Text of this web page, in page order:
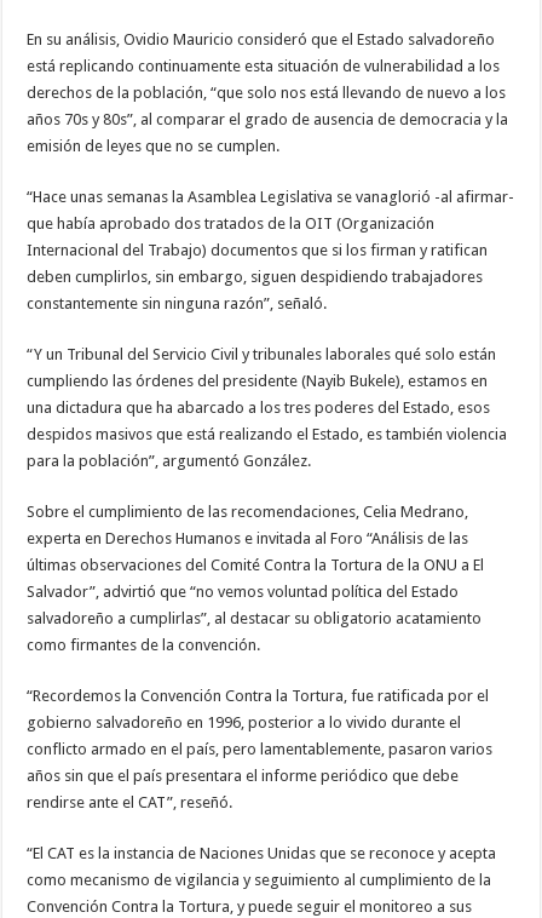
En su análisis, Ovidio Mauricio consideró que el Estado salvadoreño
está replicando continuamente esta situación de vulnerabilidad a los
derechos de la población, “que solo nos está llevando de nuevo a los
años 70s y 80s”, al comparar el grado de ausencia de democracia y la
emisión de leyes que no se cumplen.
“Hace unas semanas la Asamblea Legislativa se vanaglorió -al afirmar-
que había aprobado dos tratados de la OIT (Organización
Internacional del Trabajo) documentos que si los firman y ratifican
deben cumplirlos, sin embargo, siguen despidiendo trabajadores
constantemente sin ninguna razón”, señaló.
“Y un Tribunal del Servicio Civil y tribunales laborales qué solo están
cumpliendo las órdenes del presidente (Nayib Bukele), estamos en
una dictadura que ha abarcado a los tres poderes del Estado, esos
despidos masivos que está realizando el Estado, es también violencia
para la población”, argumentó González.
Sobre el cumplimiento de las recomendaciones, Celia Medrano,
experta en Derechos Humanos e invitada al Foro “Análisis de las
últimas observaciones del Comité Contra la Tortura de la ONU a El
Salvador”, advirtió que “no vemos voluntad política del Estado
salvadoreño a cumplirlas”, al destacar su obligatorio acatamiento
como firmantes de la convención.
“Recordemos la Convención Contra la Tortura, fue ratificada por el
gobierno salvadoreño en 1996, posterior a lo vivido durante el
conflicto armado en el país, pero lamentablemente, pasaron varios
años sin que el país presentara el informe periódico que debe
rendirse ante el CAT”, reseñó.
“El CAT es la instancia de Naciones Unidas que se reconoce y acepta
como mecanismo de vigilancia y seguimiento al cumplimiento de la
Convención Contra la Tortura, y puede seguir el monitoreo a sus